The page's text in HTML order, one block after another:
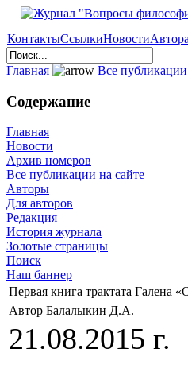
КонтактыСсылкиНовости
Главная Все публикации
Содержание
Главная
Новости
Архив номеров
Все публикации на сайте
Авторы
Для авторов
Редакция
История журнала
Золотые страницы
Поиск
Наш баннер
Первая книга трактата Галена
Автор Балалыкин Д.А.
21.08.2015 г.